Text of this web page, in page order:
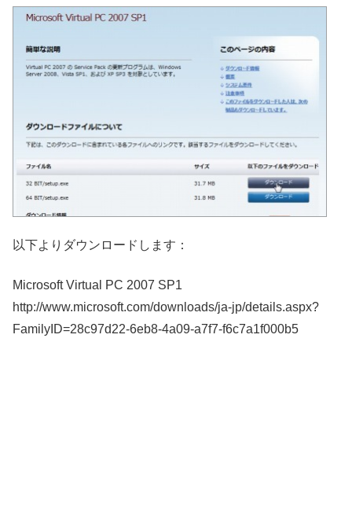
以下よりダウンロードします：
Microsoft Virtual PC 2007 SP1
http://www.microsoft.com/downloads/ja-jp/details.aspx?
FamilyID=28c97d22-6eb8-4a09-a7f7-f6c7a1f000b5